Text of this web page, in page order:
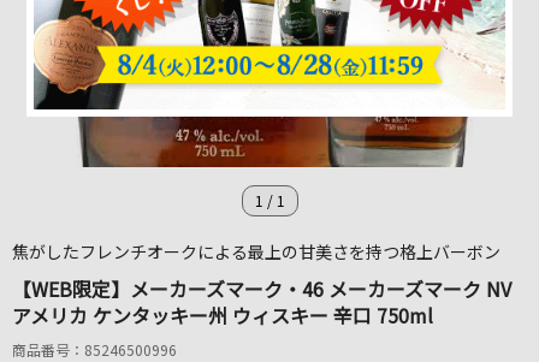
1 / 1
焦がしたフレンチオークによる最上の甘美さを持つ格上バーボン
【WEB限定】メーカーズマーク・46 メーカーズマーク NV
アメリカ ケンタッキー州 ウィスキー 辛口 750ml
商品番号：85246500996